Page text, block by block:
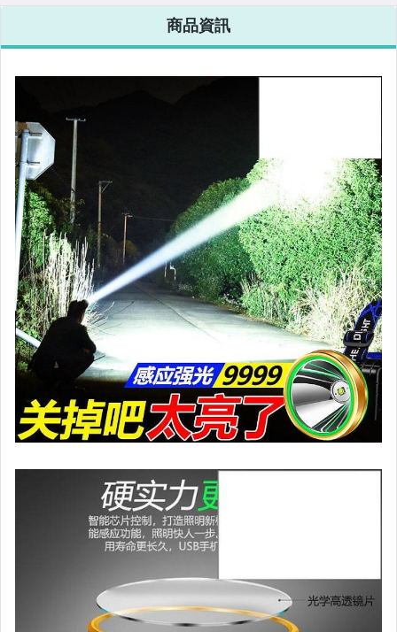
嬰幼兒與孕婦
居家、家具與園藝
玩具、模型與公仔
男性精品與服飾
女裝與服飾配件
偶像、球員卡與郵幣
手錶與飾品配件
女包精品與女鞋
家電與影音視聽
商品資訊